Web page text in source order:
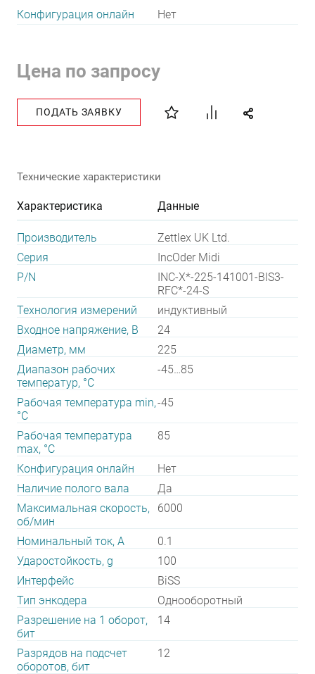
Конфигурация онлайн
Нет
Цена по запросу
ПОДАТЬ ЗАЯВКУ
Технические характеристики
Характеристика Данные
Производитель
Zettlex UK Ltd.
Серия
IncOder Midi
P/N
INC-X*-225-141001-BIS3-
RFC*-24-S
Технология измерений
индуктивный
Входное напряжение, В
24
Диаметр, мм
225
Диапазон рабочих
температур, °С
-45…85
Рабочая температура min,
°С
-45
Рабочая температура
max, °С
85
Конфигурация онлайн
Нет
Наличие полого вала
Да
Максимальная скорость,
об/мин
6000
Номинальный ток, А
0.1
Ударостойкость, g
100
Интерфейс
BiSS
Тип энкодера
Однооборотный
Разрешение на 1 оборот,
бит
14
Разрядов на подсчет
оборотов, бит
12